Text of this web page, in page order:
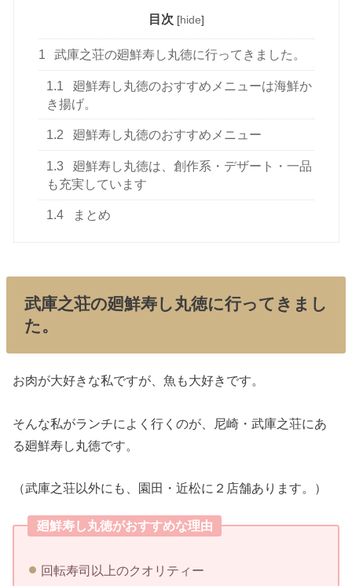
目次 [hide]
1 武庫之荘の廻鮮寿し丸徳に行ってきました。
1.1
廻鮮寿し丸徳のおすすめメニューは海鮮か
き揚げ。
1.2 廻鮮寿し丸徳のおすすめメニュー
1.3
廻鮮寿し丸徳は、創作系・デザート・一品
も充実しています
1.4 まとめ
武庫之荘の廻鮮寿し丸徳に行ってきまし
た。
お肉が大好きな私ですが、魚も大好きです。
そんな私がランチによく行くのが、尼崎・武庫之荘にあ
る廻鮮寿し丸徳です。
（武庫之荘以外にも、園田・近松に２店舗あります。）
廻鮮寿し丸徳がおすすめな理由
回転寿司以上のクオリティー